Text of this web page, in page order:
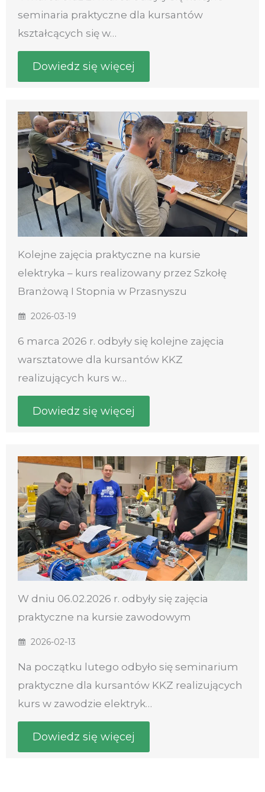
seminaria praktyczne dla kursantów
kształcących się w…
Dowiedz się więcej
Kolejne zajęcia praktyczne na kursie
elektryka – kurs realizowany przez Szkołę
Branżową I Stopnia w Przasnyszu
2026-03-19
6 marca 2026 r. odbyły się kolejne zajęcia
warsztatowe dla kursantów KKZ
realizujących kurs w…
Dowiedz się więcej
W dniu 06.02.2026 r. odbyły się zajęcia
praktyczne na kursie zawodowym
2026-02-13
Na początku lutego odbyło się seminarium
praktyczne dla kursantów KKZ realizujących
kurs w zawodzie elektryk…
Dowiedz się więcej